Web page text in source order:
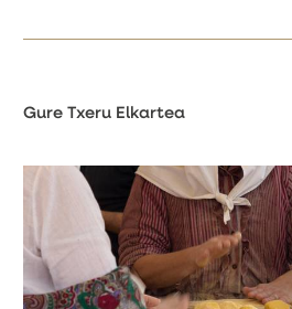
Gure Txeru Elkartea